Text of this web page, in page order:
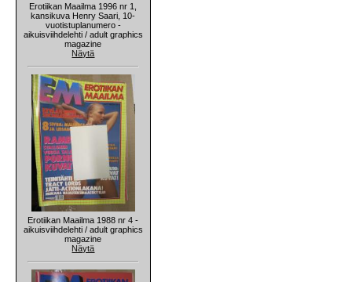
Erotiikan Maailma 1996 nr 1,
kansikuva Henry Saari, 10-
vuotistuplanumero -
aikuisviihdelehti / adult graphics
magazine
Näytä
Erotiikan Maailma 1988 nr 4 -
aikuisviihdelehti / adult graphics
magazine
Näytä